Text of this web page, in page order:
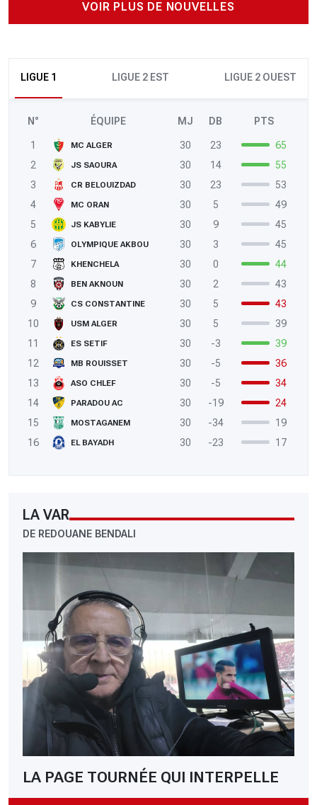
VOIR PLUS DE NOUVELLES
LIGUE 1 LIGUE 2 EST LIGUE 2 OUEST
N° ÉQUIPE MJ DB PTS
1 MC ALGER 30 23
65
2
JS SAOURA 30 14
55
3
CR BELOUIZDAD 30 23
53
4
MC ORAN 30 5
49
5
JS KABYLIE 30 9
45
6
OLYMPIQUE AKBOU 30 3
45
7
KHENCHELA 30 0
44
8
BEN AKNOUN 30 2
43
9
CS CONSTANTINE 30 5
43
10
USM ALGER 30 5
39
11
ES SETIF 30 -3
39
12
MB ROUISSET 30 -5
36
13
ASO CHLEF 30 -5
34
14
PARADOU AC 30 -19
24
15
MOSTAGANEM 30 -34
19
16
EL BAYADH 30 -23 17
LA VAR
DE REDOUANE BENDALI
LA PAGE TOURNÉE QUI INTERPELLE